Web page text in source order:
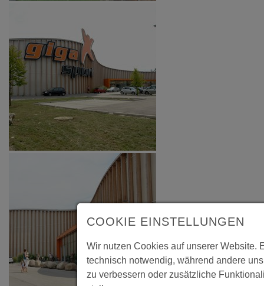
COOKIE EINSTELLUNGEN
Wir nutzen Cookies auf unserer Website.
technisch notwendig, während andere
zu verbessern oder zusätzliche